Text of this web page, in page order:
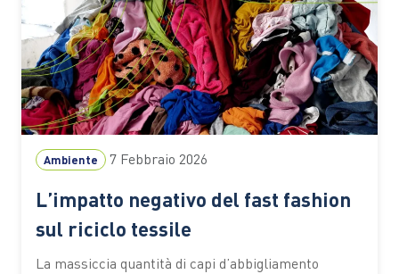
Ambiente 7 Febbraio 2026
L’impatto negativo del fast fashion
sul riciclo tessile
La massiccia quantità di capi d’abbigliamento